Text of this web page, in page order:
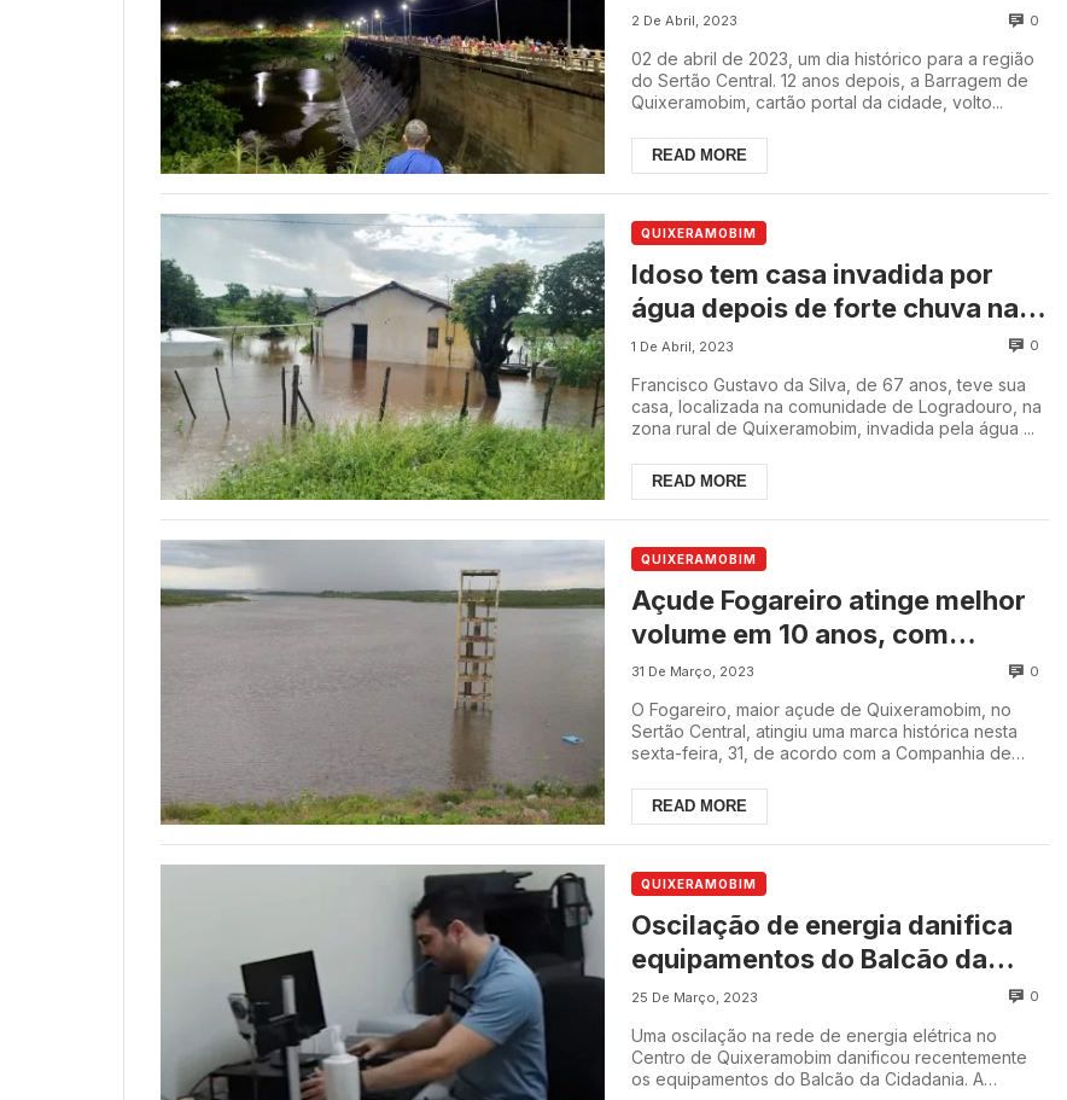
2 De Abril, 2023 0
02 de abril de 2023, um dia histórico para a região
do Sertão Central. 12 anos depois, a Barragem de
Quixeramobim, cartão portal da cidade, volto...
READ MORE
QUIXERAMOBIM
Idoso tem casa invadida por
água depois de forte chuva na
zona rural de Quixeramobim
1 De Abril, 2023 0
Francisco Gustavo da Silva, de 67 anos, teve sua
casa, localizada na comunidade de Logradouro, na
zona rural de Quixeramobim, invadida pela água ...
READ MORE
QUIXERAMOBIM
Açude Fogareiro atinge melhor
volume em 10 anos, com
25,35%
31 De Março, 2023 0
O Fogareiro, maior açude de Quixeramobim, no
Sertão Central, atingiu uma marca histórica nesta
sexta-feira, 31, de acordo com a Companhia de
READ MORE
QUIXERAMOBIM
Oscilação de energia danifica
equipamentos do Balcão da
Cidadania; agendamento e
emissão de RG são suspensos
25 De Março, 2023 0
Uma oscilação na rede de energia elétrica no
Centro de Quixeramobim danificou recentemente
os equipamentos do Balcão da Cidadania. A